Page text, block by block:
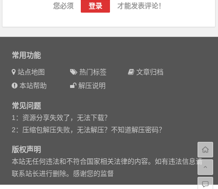
您必须 登录 才能发表评论！
常用功能
站点地图 热门标签
文章归档
本站帮助
解压说明
常见问题
1：资源分享失效了，无法下载？
2：压缩包解压失败，无法解压？不知道解压密码？
版权声明
本站无任何违法和不符合国家相关法律的内容。如有违法信息请
联系站长进行删除。感谢您的监督